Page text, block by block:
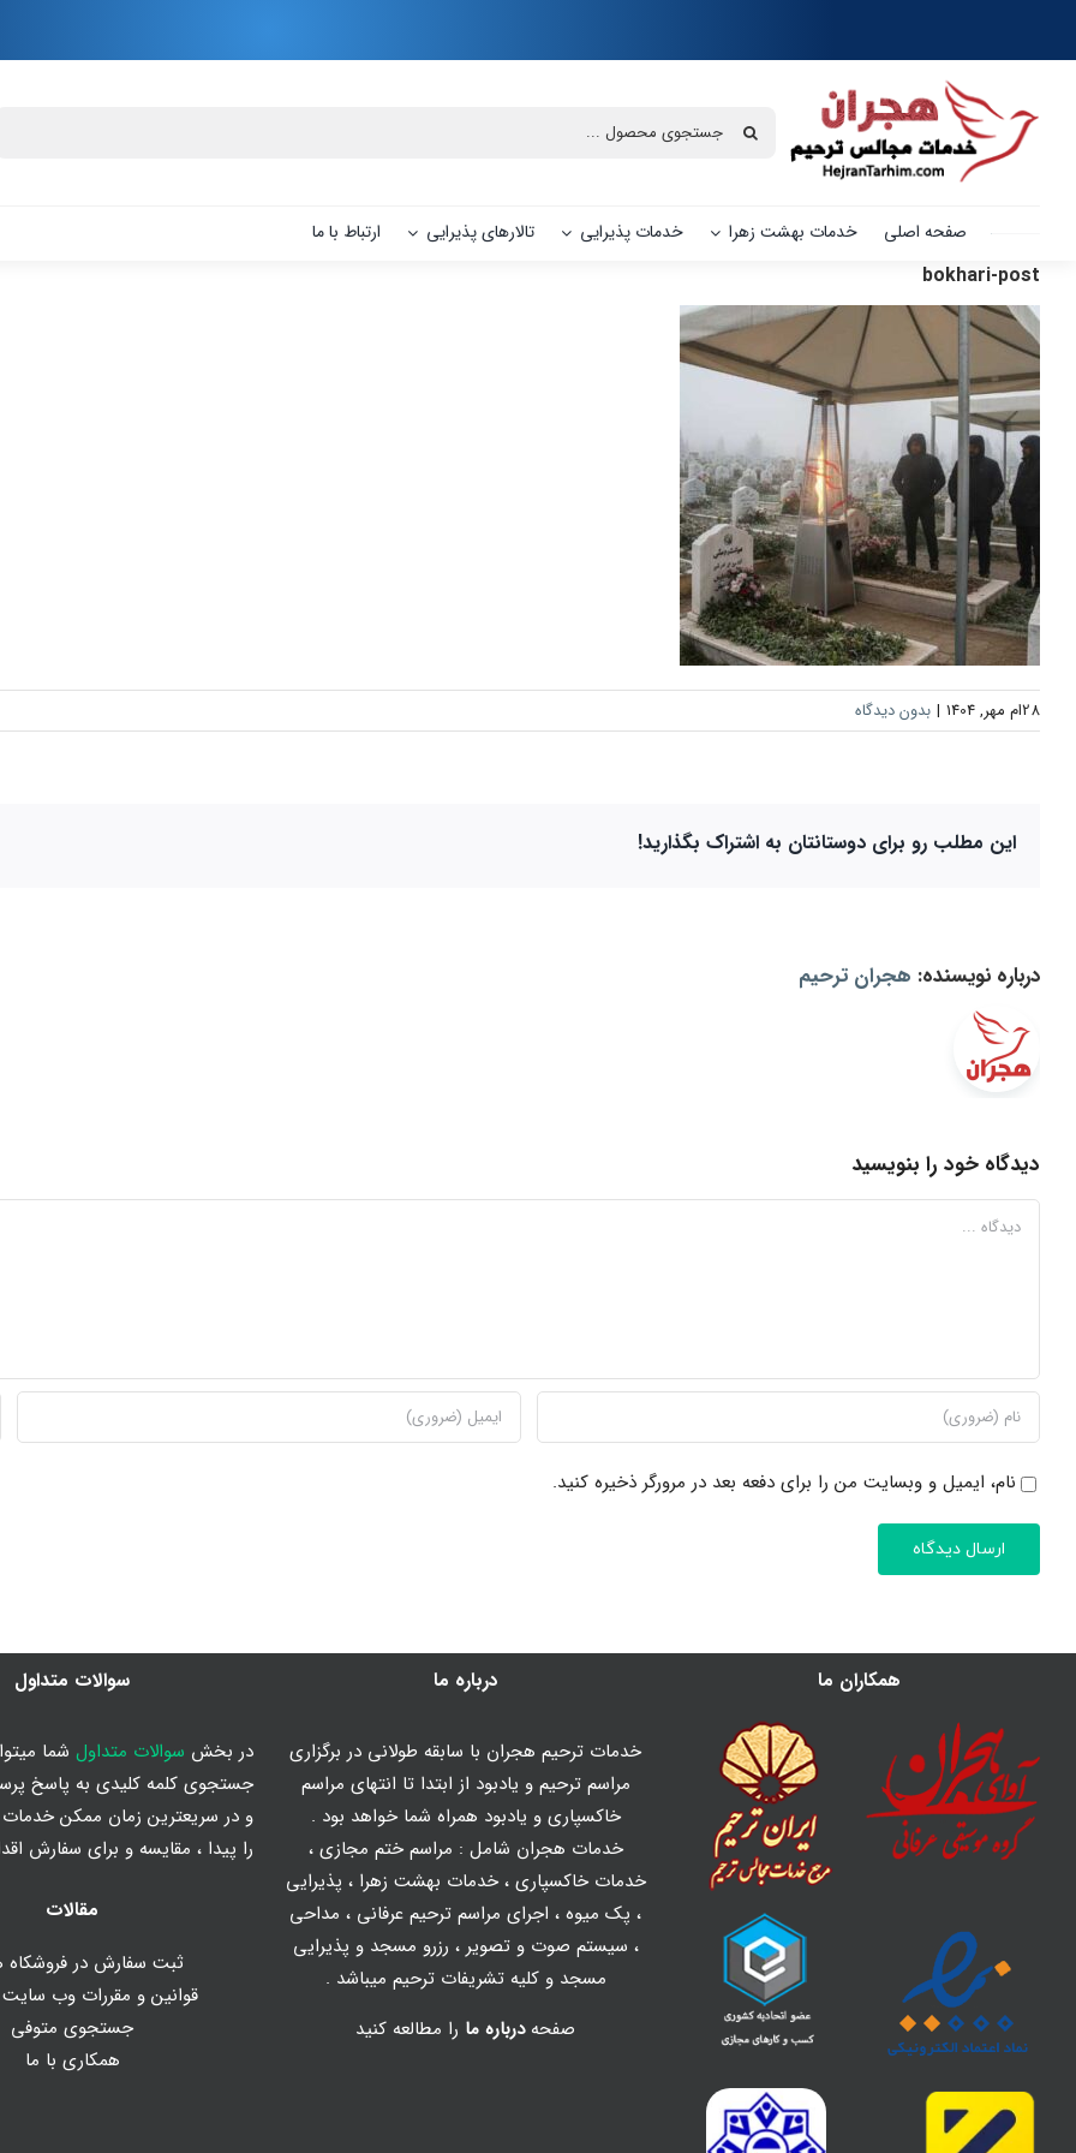
جستجو
صفحه اصلی خدمات بهشت زهرا خدمات پذیرایی تالارهای پذیرایی ارتباط با ما
bokhari-post
28ام مهر, 1404 | بدون دیدگاه
این مطلب رو برای دوستانتان به اشتراک بگذارید!
درباره نویسنده: هجران ترحیم
دیدگاه خود را بنویسید
دیدگاه
نام، ایمیل و وبسایت من را برای دفعه بعد در مرورگر ذخیره کنید.
همکاران ما درباره ما
خدمات ترحیم هجران با سابقه طولانی در برگزاری
مراسم ترحیم و یادبود از ابتدا تا انتهای مراسم
خاکسپاری و یادبود همراه شما خواهد بود .
خدمات هجران شامل : مراسم ختم مجازی ،
خدمات خاکسپاری ،خدمات بهشت زهرا ، پذیرایی
، پک میوه، اجرای مراسم ترحیم عرفانی ، مداحی
، سیستم صوت و تصویر ، رزرو مسجد و پذیرایی
مسجد و کلیه تشریفات ترحیم میباشد .
صفحهدرباره ما را مطالعه کنید
سوالات متداول
در بخش سوالات متداولشما
جستجوی کلمه کلیدی به پاسخ
و در سریعترین زمان ممکن خدمات
را پیدا ، مقایسه و برای سفارش
مقالات
ثبت سفارش در فروشکاه
قوانین و مقررات وب
جستجوی متوفی
همکاری با ما